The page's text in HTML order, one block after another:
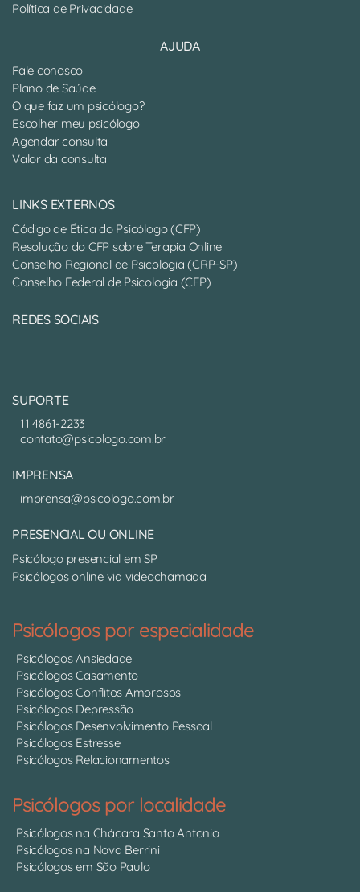
Política de Privacidade
AJUDA
Fale conosco
Plano de Saúde
O que faz um psicólogo?
Escolher meu psicólogo
Agendar consulta
Valor da consulta
LINKS EXTERNOS
Código de Ética do Psicólogo (CFP)
Resolução do CFP sobre Terapia Online
Conselho Regional de Psicologia (CRP-SP)
Conselho Federal de Psicologia (CFP)
REDES SOCIAIS
SUPORTE
11 4861-2233
contato@psicologo.com.br
IMPRENSA
imprensa@psicologo.com.br
PRESENCIAL OU ONLINE
Psicólogo presencial em SP
Psicólogos online via videochamada
Psicólogos por especialidade
Psicólogos Ansiedade
Psicólogos Casamento
Psicólogos Conflitos Amorosos
Psicólogos Depressão
Psicólogos Desenvolvimento Pessoal
Psicólogos Estresse
Psicólogos Relacionamentos
Psicólogos por localidade
Psicólogos na Chácara Santo Antonio
Psicólogos na Nova Berrini
Psicólogos em São Paulo